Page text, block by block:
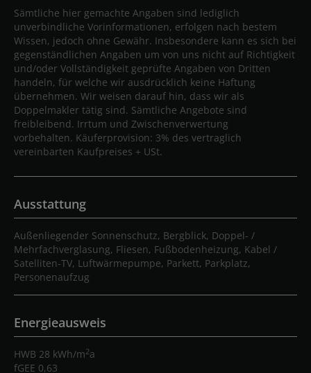
Sämtliche hier gemachte Angaben sind lediglich
unverbindliche Vorinformationen, erfolgen nach bestem
Wissen, jedoch ohne Gewähr. Insbesondere kann es sich bei
gegenständlichen Angaben um von uns nicht auf Richtigkeit
und/oder Vollständigkeit geprüfte Angaben von Dritten
handeln, für welche wir ausdrücklich keine Haftung
übernehmen. Wir weisen darauf hin, dass wir als
Doppelmakler tätig sind. Sämtliche Angebote sind
freibleibend. Irrtum und Zwischenverwertung
vorbehalten. Käuferprovision: 3% des vertraglich
vereinbarten Kaufpreises + USt.
Ausstattung
Außenliegender Sonnenschutz Bergblick Doppel- /
Mehrfachverglasung Fliesen Fußbodenheizung Kabel /
Satelliten-TV Luftwärmepumpe Parkett Parkplatz
Personenaufzug
Energieausweis
HWB 28 kWh/m2a
fGEE 0,63